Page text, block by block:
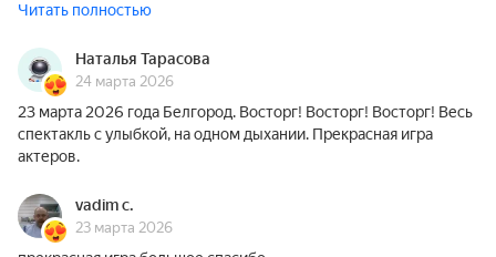
Читать полностью
Наталья Тарасова
24 марта 2026
23 марта 2026 года Белгород. Восторг! Восторг! Восторг! Весь
спектакль с улыбкой, на одном дыхании. Прекрасная игра
актеров.
vadim c.
23 марта 2026